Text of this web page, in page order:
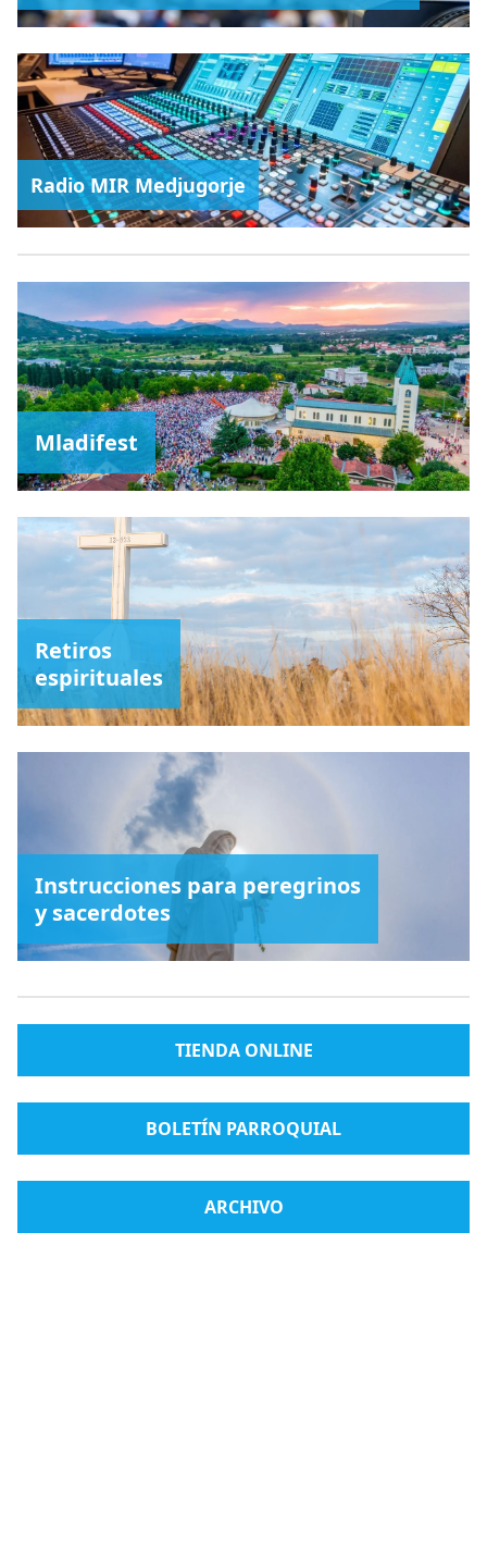
Radio MIR Medjugorje
Mladifest
Retiros
espirituales
Instrucciones para peregrinos
y sacerdotes
TIENDA ONLINE
BOLETÍN PARROQUIAL
ARCHIVO